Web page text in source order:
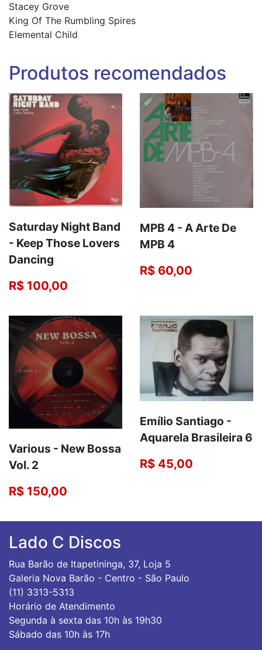
Stacey Grove
King Of The Rumbling Spires
Elemental Child
Produtos recomendados
Saturday Night Band
‎- Keep Those Lovers
Dancing
R$ 100,00
MPB 4 - A Arte De
MPB 4
R$ 60,00
Various ‎- New Bossa
Vol. 2
R$ 150,00
Emílio Santiago -
Aquarela Brasileira 6
R$ 45,00
Lado C Discos
Rua Barão de Itapetininga, 37, Loja 5
Galeria Nova Barão - Centro - São Paulo
(11) 3313-5313
Horário de Atendimento
Segunda à sexta das 10h às 19h30
Sábado das 10h às 17h